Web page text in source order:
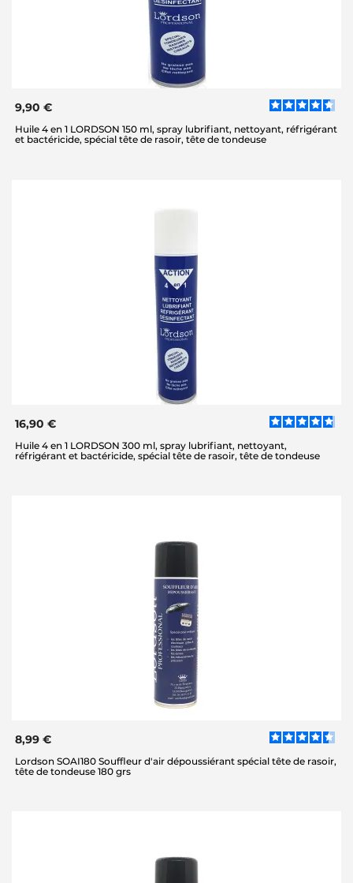
9,90 €
Huile 4 en 1 LORDSON 150 ml, spray lubrifiant, nettoyant, réfrigérant
et bactéricide, spécial tête de rasoir, tête de tondeuse
16,90 €
Huile 4 en 1 LORDSON 300 ml, spray lubrifiant, nettoyant,
réfrigérant et bactéricide, spécial tête de rasoir, tête de tondeuse
8,99 €
Lordson SOAI180 Souffleur d'air dépoussiérant spécial tête de rasoir,
tête de tondeuse 180 grs